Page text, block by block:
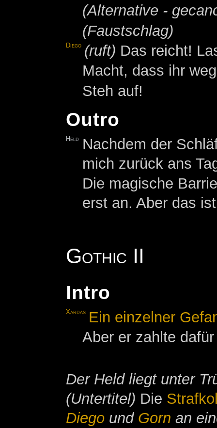
(Alternative -
(Faustschlag)
Diego (ruft) Das reicht!
Macht, dass ihr
Steh auf!
Outro
Held
Nachdem der
mich zurück ans
Die magische
erst an. Aber das
Gothic II
Intro
Xardas Ein einzelner
Aber er zahlte
Der Held liegt unter
(Untertitel) Die
Diegound Gorn an